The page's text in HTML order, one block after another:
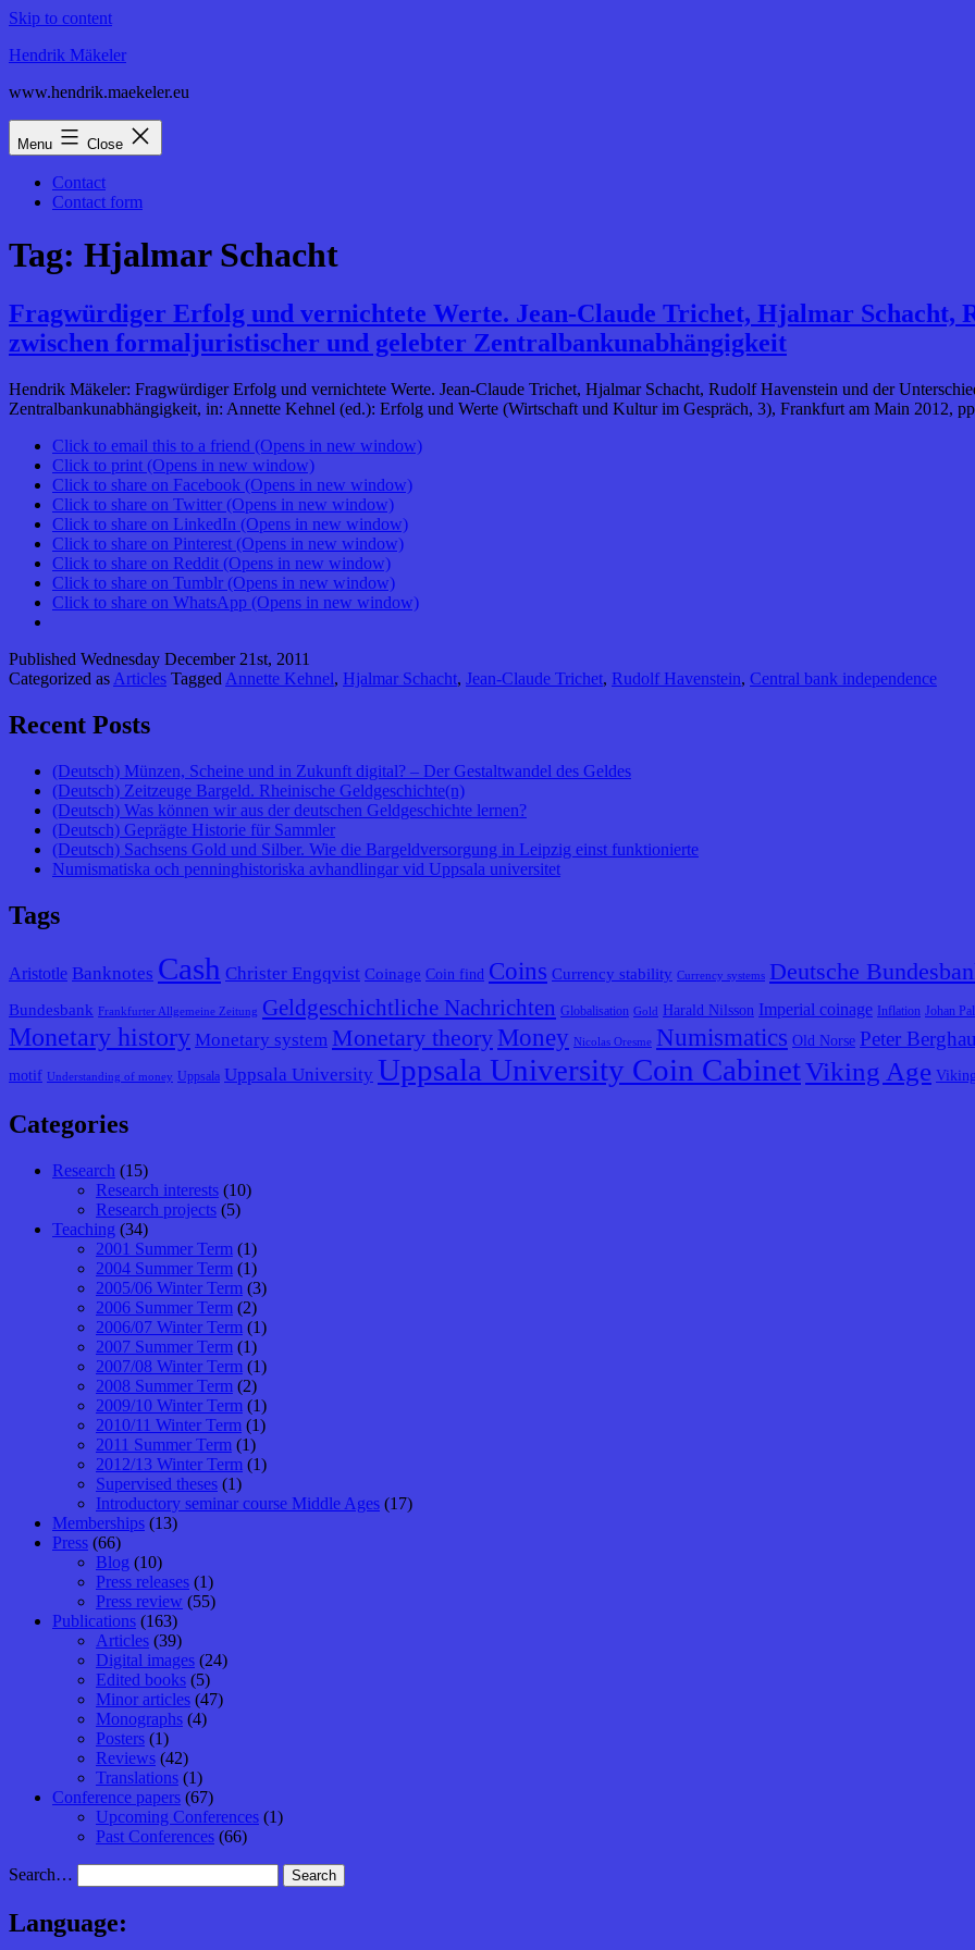
Skip to content
Hendrik Mäkeler
www.hendrik.maekeler.eu
Menu Close
Contact
Contact form
Tag: Hjalmar Schacht
Fragwürdiger Erfolg und vernichtete Werte. Jean-Claude Trichet, Hjalmar Schacht,
zwischen formaljuristischer und gelebter Zentralbankunabhängigkeit
Hendrik Mäkeler: Fragwürdiger Erfolg und vernichtete Werte. Jean-Claude Trichet, Hjalmar Schacht, Rudolf Havenstein und der
Zentralbankunabhängigkeit, in: Annette Kehnel (ed.): Erfolg und Werte (Wirtschaft und Kultur im Gespräch, 3), Frankfurt am Main 2012,
Click to email this to a friend (Opens in new window)
Click to print (Opens in new window)
Click to share on Facebook (Opens in new window)
Click to share on Twitter (Opens in new window)
Click to share on LinkedIn (Opens in new window)
Click to share on Pinterest (Opens in new window)
Click to share on Reddit (Opens in new window)
Click to share on Tumblr (Opens in new window)
Click to share on WhatsApp (Opens in new window)
Published Wednesday December 21st, 2011
Categorized as Articles Tagged Annette Kehnel, Hjalmar Schacht, Jean-Claude Trichet, Rudolf Havenstein, Central bank independence
Recent Posts
(Deutsch) Münzen, Scheine und in Zukunft digital? – Der Gestaltwandel des Geldes
(Deutsch) Zeitzeuge Bargeld. Rheinische Geldgeschichte(n)
(Deutsch) Was können wir aus der deutschen Geldgeschichte lernen?
(Deutsch) Geprägte Historie für Sammler
(Deutsch) Sachsens Gold und Silber. Wie die Bargeldversorgung in Leipzig einst funktionierte
Numismatiska och penninghistoriska avhandlingar vid Uppsala universitet
Tags
Aristotle Banknotes Cash Christer Engqvist Coinage Coin find Coins Currency stability Currency systems Deutsche
Bundesbank Frankfurter Allgemeine Zeitung Geldgeschichtliche Nachrichten Globalisation Gold Harald Nilsson Imperial coinage Inflation Johan
Monetary history Monetary system Monetary theory Money Nicolas Oresme Numismatics Old Norse Peter
motif Understanding of money Uppsala Uppsala University Uppsala University Coin CabinetViking Age
Categories
Research (15)
Research interests (10)
Research projects (5)
Teaching (34)
2001 Summer Term (1)
2004 Summer Term (1)
2005/06 Winter Term (3)
2006 Summer Term (2)
2006/07 Winter Term (1)
2007 Summer Term (1)
2007/08 Winter Term (1)
2008 Summer Term (2)
2009/10 Winter Term (1)
2010/11 Winter Term (1)
2011 Summer Term (1)
2012/13 Winter Term (1)
Supervised theses (1)
Introductory seminar course Middle Ages (17)
Memberships (13)
Press (66)
Blog (10)
Press releases (1)
Press review (55)
Publications (163)
Articles (39)
Digital images (24)
Edited books (5)
Minor articles (47)
Monographs (4)
Posters (1)
Reviews (42)
Translations (1)
Conference papers (67)
Upcoming Conferences (1)
Past Conferences (66)
Search…
Language: